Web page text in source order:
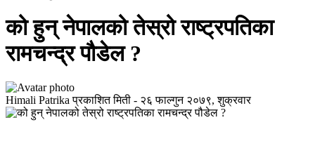
को हुन् नेपालको तेस्रो राष्ट्रपतिका
रामचन्द्र पौडेल ?
Himali Patrika प्रकाशित मिती - २६ फाल्गुन २०७९, शुक्रवार